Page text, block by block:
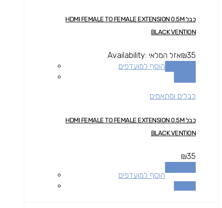
כבל HDMI FEMALE TO FEMALE EXTENSION 0.5M
BLACK VENTION
₪35
Availability: אזל המלאי
הוסף למועדפים
כבלים ומתאמים
כבל HDMI FEMALE TO FEMALE EXTENSION 0.5M
BLACK VENTION
₪35
הוסף למועדפים